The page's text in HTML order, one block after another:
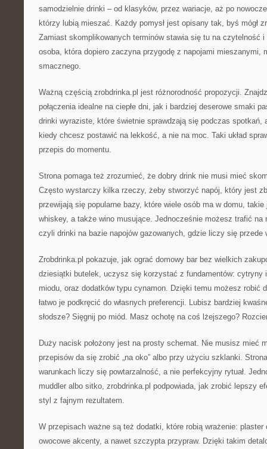
samodzielnie drinki – od klasyków, przez wariacje, aż po
którzy lubią mieszać. Każdy pomysł jest opisany tak, byś mógł
Zamiast skomplikowanych terminów stawia się tu na czytelność
osoba, która dopiero zaczyna przygodę z napojami mieszanymi,
smacznego.
Ważną częścią zrobdrinka.pl jest różnorodność propozycji.
połączenia idealne na ciepłe dni, jak i bardziej deserowe smaki
drinki wyraziste, które świetnie sprawdzają się podczas spotkań,
kiedy chcesz postawić na lekkość, a nie na moc. Taki układ
przepis do momentu.
Strona pomaga też zrozumieć, że dobry drink nie musi mieć
Często wystarczy kilka rzeczy, żeby stworzyć napój, który jest
przewijają się popularne bazy, które wiele osób ma w domu,
whiskey, a także wino musujące. Jednocześnie możesz trafić na
czyli drinki na bazie napojów gazowanych, gdzie liczy się przede
Zrobdrinka.pl pokazuje, jak ograć domowy bar bez wielkich
dziesiątki butelek, uczysz się korzystać z fundamentów: cytryny
miodu, oraz dodatków typu cynamon. Dzięki temu możesz robić
łatwo je podkręcić do własnych preferencji. Lubisz bardziej
słodsze? Sięgnij po miód. Masz ochotę na coś lżejszego?
Duży nacisk położony jest na prosty schemat. Nie musisz mieć
przepisów da się zrobić „na oko” albo przy użyciu szklanki.
warunkach liczy się powtarzalność, a nie perfekcyjny rytuał.
muddler albo sitko, zrobdrinka.pl podpowiada, jak zrobić lepszy
styl z fajnym rezultatem.
W przepisach ważne są też dodatki, które robią wrażenie: plaster
owocowe akcenty, a nawet szczypta przypraw. Dzięki takim